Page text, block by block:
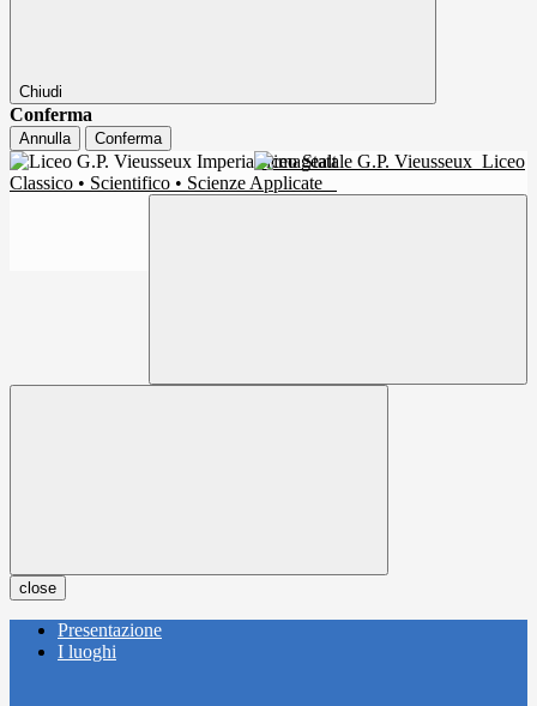
Chiudi
Conferma
Annulla Conferma
Liceo Statale G.P. Vieusseux Liceo
Classico • Scientifico • Scienze Applicate
close
Presentazione
I luoghi